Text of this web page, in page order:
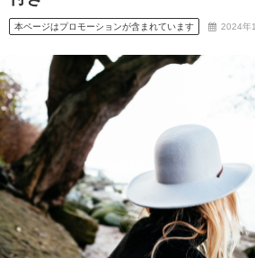
本ページはプロモーションが含まれています 2024年